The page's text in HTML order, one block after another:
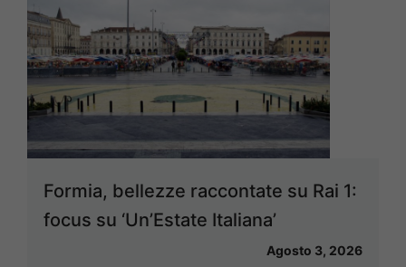
Formia, bellezze raccontate su Rai 1:
focus su ‘Un’Estate Italiana’
Agosto 3, 2026